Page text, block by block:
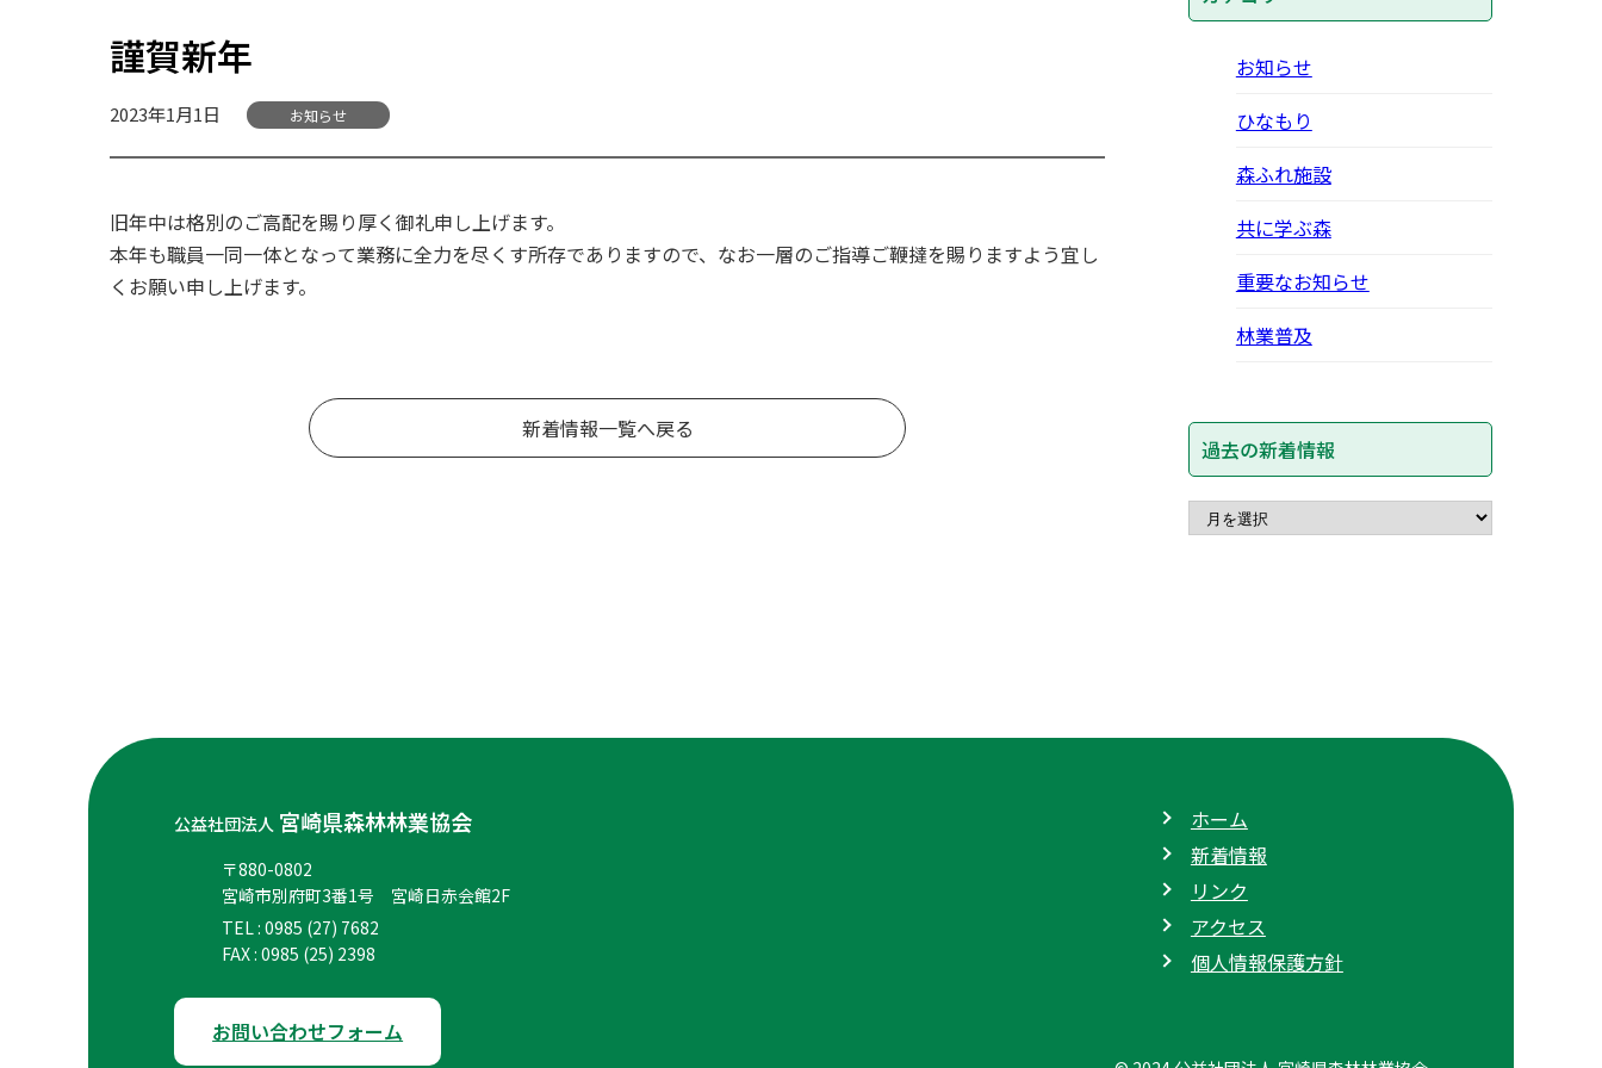
謹賀新年
2023年1月1日 お知らせ
旧年中は格別のご高配を賜り厚く御礼申し上げます。
本年も職員一同一体となって業務に全力を尽くす所存でありますので、なお一層のご指導ご鞭撻を賜りますよう宜し
くお願い申し上げます。
新着情報一覧へ戻る
お知らせ
ひなもり
森ふれ施設
共に学ぶ森
重要なお知らせ
林業普及
過去の新着情報
公益社団法人 宮崎県森林林業協会
〒880-0802
宮崎市別府町3番1号 宮崎日赤会館2F
TEL : 0985 (27) 7682
FAX : 0985 (25) 2398
お問い合わせフォーム
ホーム
新着情報
リンク
アクセス
個人情報保護方針